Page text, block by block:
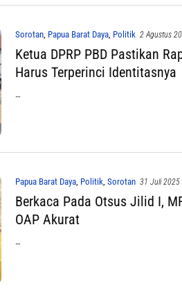
Sorotan, Papua Barat Daya, Politik 2 Agustus
Ketua DPRP PBD Pastikan
Harus Terperinci Identitasnya
…
Papua Barat Daya, Politik, Sorotan 31 Juli 2025
Berkaca Pada Otsus Jilid I,
OAP Akurat
…